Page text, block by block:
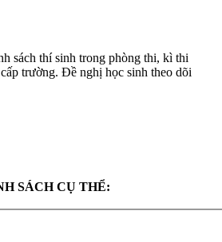
sách thí sinh trong phòng thi, kì thi
trường. Đề nghị học sinh theo dõi
SÁCH CỤ THỂ: